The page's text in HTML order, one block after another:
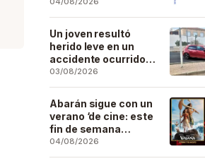
el pasado 29 de julio
Un joven resultó
herido leve en un
accidente ocurrido
este lunes en la
barriada de San José
Artesano
03/08/2026
Abarán sigue con un
verano ‘de cine: este
fin de semana
Vaiana… y después,
La Odisea
04/08/2026